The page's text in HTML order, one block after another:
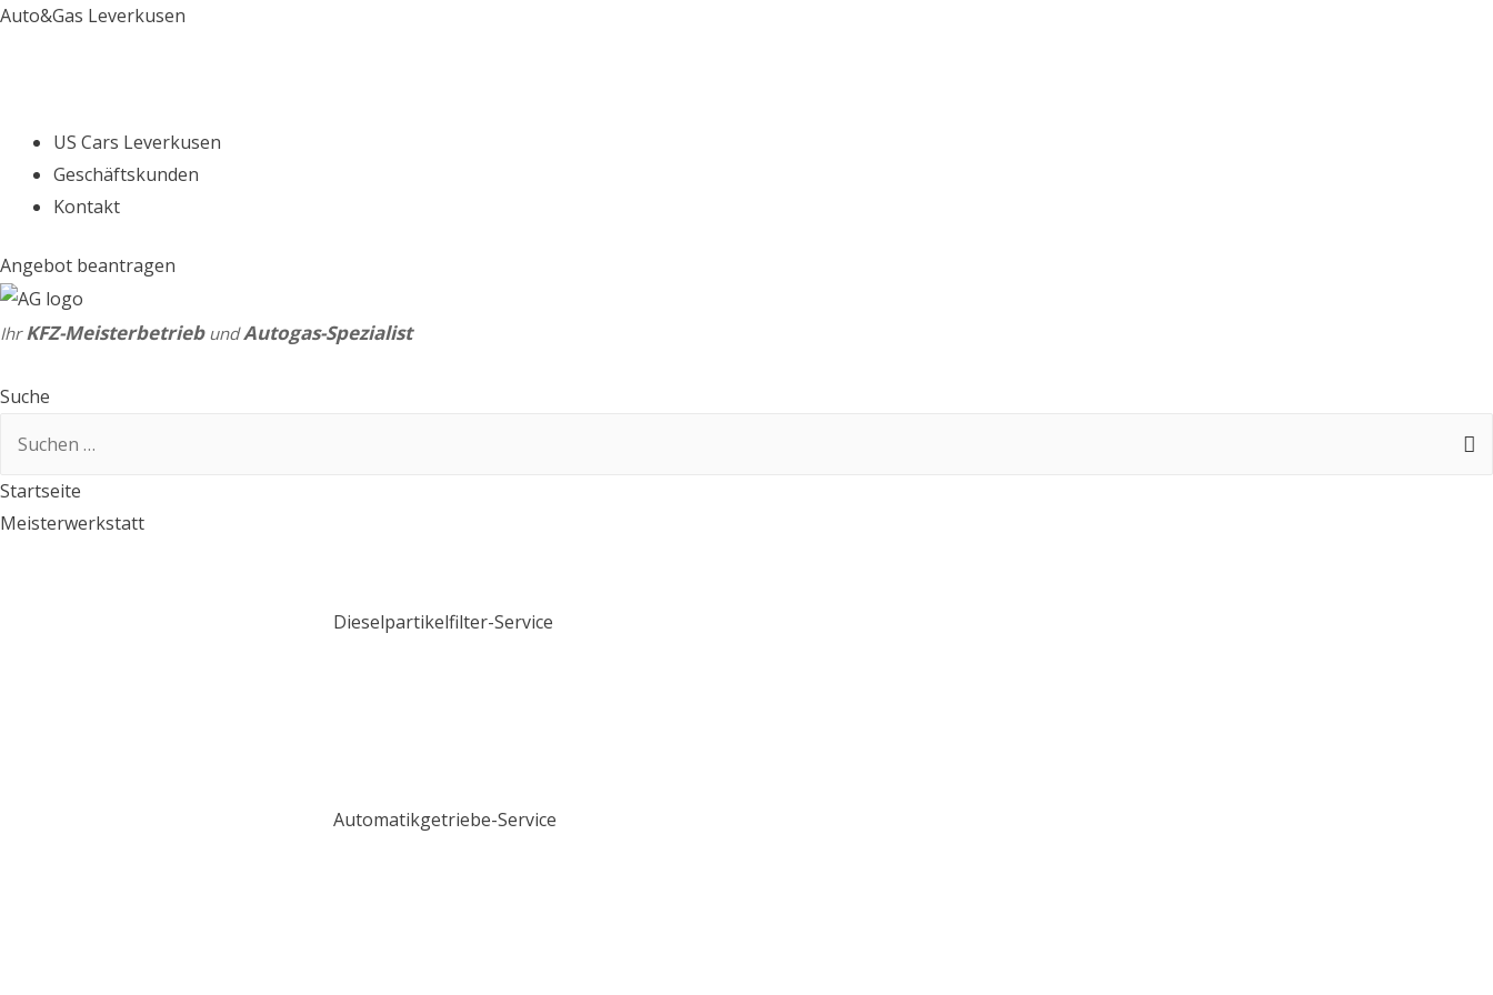
Auto&Gas Leverkusen
US Cars Leverkusen
Geschäftskunden
Kontakt
Angebot beantragen
IhrKFZ-Meisterbetrieb undAutogas-Spezialist
Suche
Startseite
Meisterwerkstatt
Dieselpartikelfilter-Service
Automatikgetriebe-Service